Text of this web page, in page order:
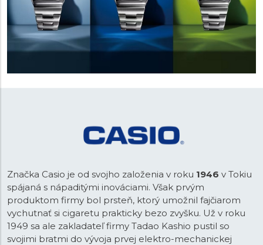
Značka Casio je od svojho založenia v roku 1946 v Tokiu
spájaná s nápaditými inováciami. Však prvým
produktom firmy bol prsteň, ktorý umožnil fajčiarom
vychutnať si cigaretu prakticky bezo zvyšku. Už v roku
1949 sa ale zakladateľ firmy Tadao Kashio pustil so
svojimi bratmi do vývoja prvej elektro-mechanickej